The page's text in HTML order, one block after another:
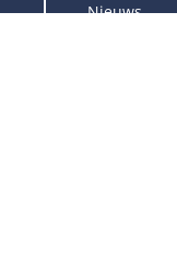
Nieuws